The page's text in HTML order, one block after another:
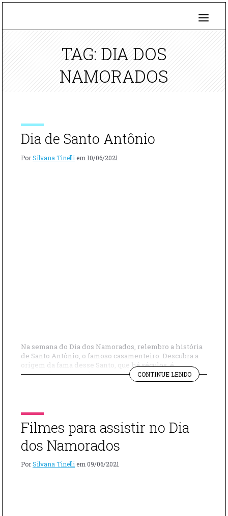
TAG: DIA DOS
NAMORADOS
Dia de Santo Antônio
PorSilvana Tinelli em 10/06/2021
Na semana do Dia dos Namorados, relembro a história
de Santo Antônio, o famoso casamenteiro. Descubra a
origem da fama desse Santo, que há séculos, é
procurado para resolver os problemas e aflições dos
CONTINUE LENDO"DIA
DE
Filmes para assistir no Dia
dos Namorados
PorSilvana Tinelli em 09/06/2021